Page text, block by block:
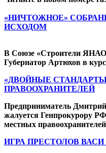
«НИЧТОЖНОЕ»
ИСХОДОМ
В Союзе «Строители
Губернатор Артюхов в
«ДВОЙНЫЕ
ПРАВООХРАНИТЕЛЕЙ
Предприниматель
жалуется Генпрокурору
местных правоохранителей
ИГРА ПРЕСТОЛОВ